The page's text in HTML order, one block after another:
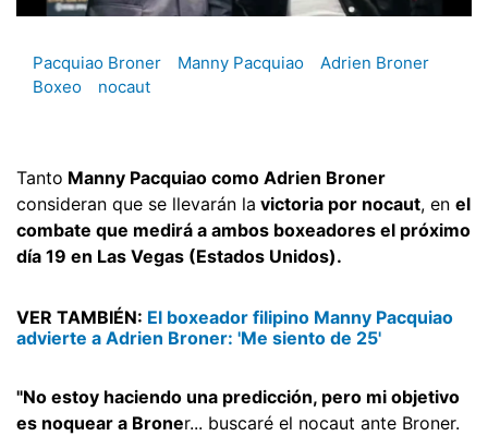
Pacquiao Broner Manny Pacquiao
Adrien Broner
Boxeo
nocaut
Tanto Manny Pacquiao como Adrien Broner
consideran que se llevarán la victoria por nocaut, en el
combate que medirá a ambos boxeadores el próximo
día 19 en Las Vegas (Estados Unidos).
VER TAMBIÉN: El boxeador filipino Manny Pacquiao
advierte a Adrien Broner: 'Me siento de 25'
"No estoy haciendo una predicción, pero mi objetivo
es noquear a Broner... buscaré el nocaut ante Broner.